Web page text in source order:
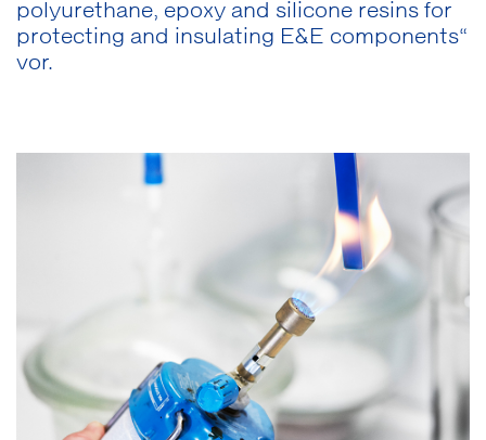
polyurethane, epoxy and silicone resins for
protecting and insulating E&E components“
vor.